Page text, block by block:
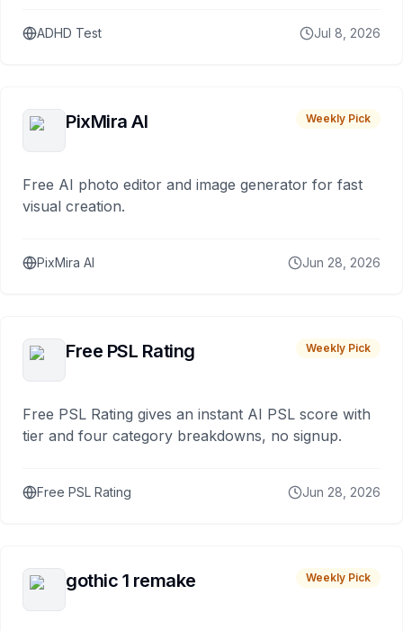
ADHD Test Jul 8, 2026
PixMira AI Weekly Pick
Free AI photo editor and image generator for fast
visual creation.
PixMira AI Jun 28, 2026
Free PSL Rating Weekly Pick
Free PSL Rating gives an instant AI PSL score with
tier and four category breakdowns, no signup.
Free PSL Rating Jun 28, 2026
gothic 1 remake Weekly Pick